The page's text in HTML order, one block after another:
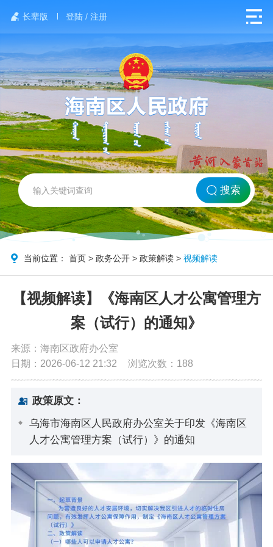
长辈版 登陆 / 注册
网站首页
北方海南
政务要闻
党务公开
政务公开
政务服务
互动交流
数据发布
搜索
当前位置：首页 >政务公开 >政策解读 >视频解读
【视频解读】《海南区人才公寓管理方
案（试行）的通知》
来源：海南区政府办公室
日期：2026-06-12 21:32
浏览次数： 188
政策原文：
乌海市海南区人民政府办公室关于印发《海南区
人才公寓管理方案（试行）》的通知